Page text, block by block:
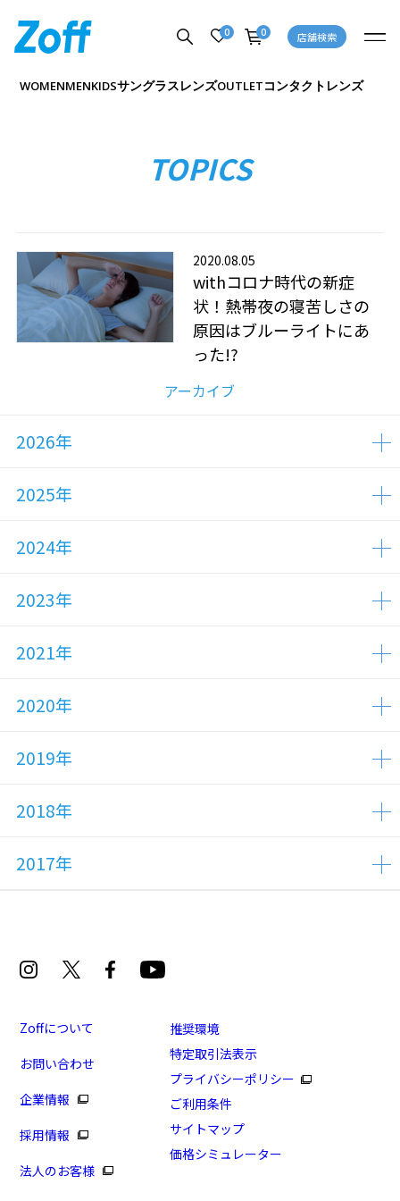
0 0 店舗検索
WOMENMENKIDSサングラスレンズOUTLETコンタクトレンズ
TOPICS
2020.08.05
withコロナ時代の新症
状！熱帯夜の寝苦しさの
原因はブルーライトにあ
った!?
アーカイブ
2026年
2025年
2024年
2023年
2021年
2020年
2019年
2018年
2017年
Zoffについて
お問い合わせ
企業情報
採用情報
法人のお客様
推奨環境
特定取引法表示
プライバシーポリシー
ご利用条件
サイトマップ
価格シミュレーター